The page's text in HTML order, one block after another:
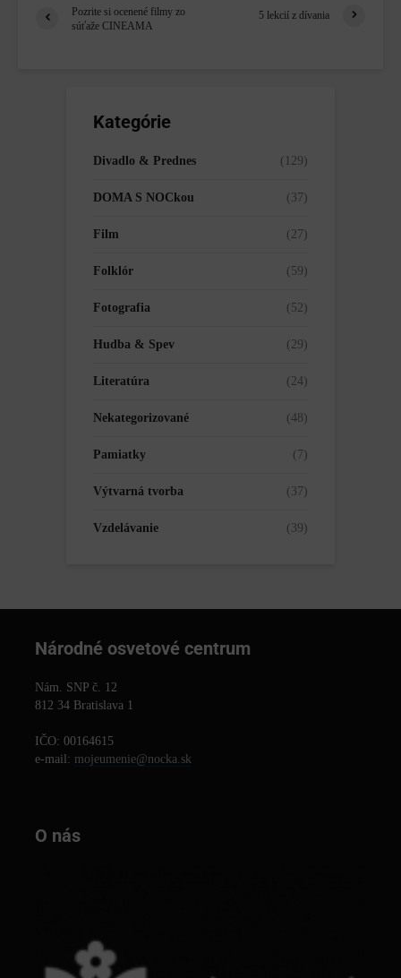
Pozrite si ocenené filmy zo
súťaže CINEAMA
5 lekcií z dívania
Kategórie
Divadlo & Prednes (129)
DOMA S NOCkou (37)
Film (27)
Folklór (59)
Fotografia (52)
Hudba & Spev (29)
Literatúra (24)
Nekategorizované (48)
Pamiatky (7)
Výtvarná tvorba (37)
Vzdelávanie (39)
Národné osvetové centrum
Nám. SNP č. 12
812 34 Bratislava 1
IČO: 00164615
e-mail: mojeumenie@nocka.sk
O nás